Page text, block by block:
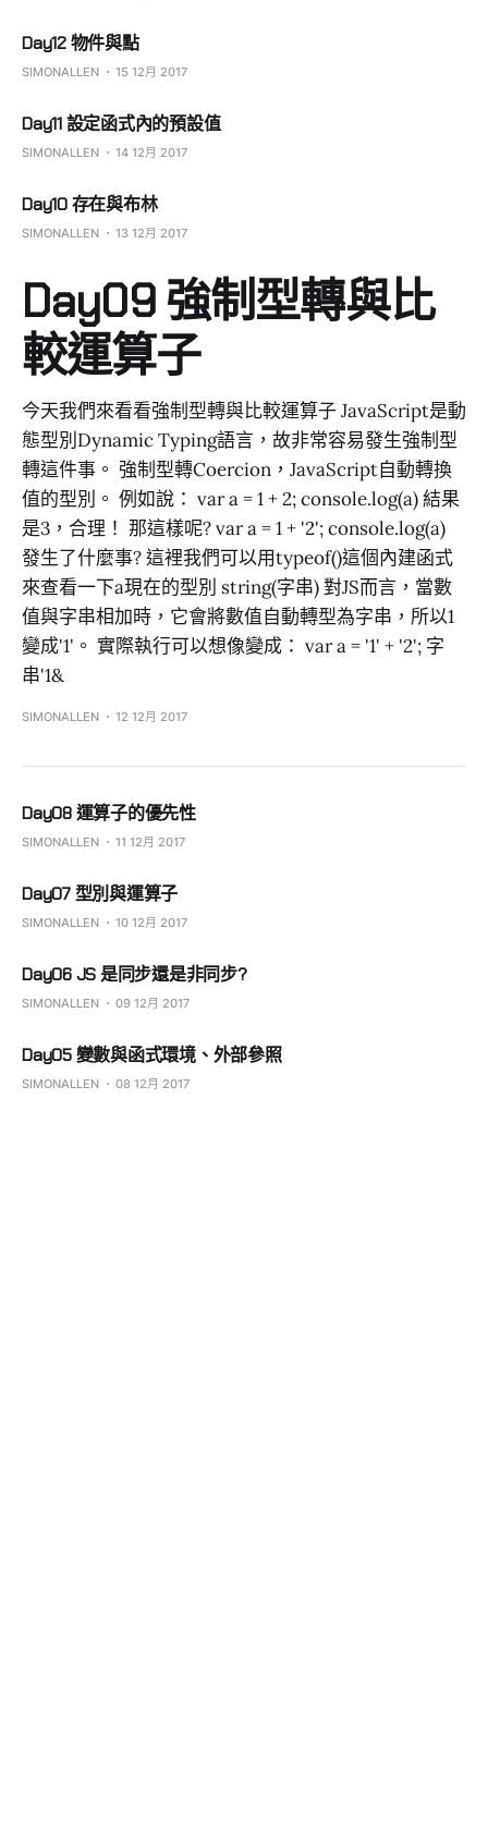
Day12 物件與點
SIMONALLEN 15 12月 2017
Day11 設定函式內的預設值
SIMONALLEN 14 12月 2017
Day10 存在與布林
SIMONALLEN 13 12月 2017
Day09 強制型轉與比
較運算子
今天我們來看看強制型轉與比較運算子 JavaScript是動
態型別Dynamic Typing語言，故非常容易發生強制型
轉這件事。 強制型轉Coercion，JavaScript自動轉換
值的型別。 例如說： var a = 1 + 2; console.log(a) 結果
是3，合理！ 那這樣呢? var a = 1 + '2'; console.log(a)
發生了什麼事? 這裡我們可以用typeof()這個內建函式
來查看一下a現在的型別 string(字串) 對JS而言，當數
值與字串相加時，它會將數值自動轉型為字串，所以1
變成'1'。 實際執行可以想像變成： var a = '1' + '2'; 字
串'1&
SIMONALLEN 12 12月 2017
Day08 運算子的優先性
SIMONALLEN 11 12月 2017
Day07 型別與運算子
SIMONALLEN 10 12月 2017
Day06 JS 是同步還是非同步?
SIMONALLEN 09 12月 2017
Day05 變數與函式環境、外部參照
SIMONALLEN 08 12月 2017